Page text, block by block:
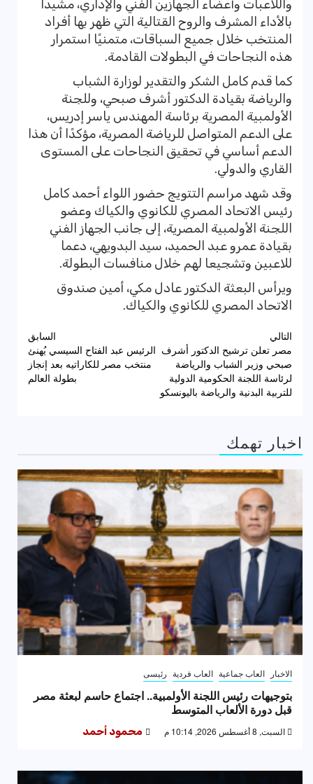
واللاعبات وأعضاء الجهازين الفني والإداري، مشيدا
بالأداء المشرف والروح القتالية التي ظهر بها أفراد
المنتخب خلال جميع السباقات، متمنيًا استمرار
هذه النجاحات في البطولات القادمة.
كما قدم كامل الشكر والتقدير لوزارة الشباب
والرياضة بقيادة الدكتور أشرف صبحي، وللجنة
الأولمبية المصرية برئاسة المهندس ياسر إدريس،
على الدعم المتواصل للرياضة المصرية، مؤكدًا أن هذا
الدعم أساسي في تحقيق النجاحات على المستوى
القاري والدولي.
وقد شهد مراسم التتويج حضور اللواء أحمد كامل
رئيس الاتحاد المصري للكانوي والكياك وعضو
اللجنة الأولمبية المصرية، إلى جانب الجهاز الفني
بقيادة عمرو عبد الحميد، سيد البدويهي، دعما
للاعبين وتشجيعا لهم خلال منافسات البطولة.
ويرأس البعثة الدكتور عادل مكي، أمين صندوق
الاتحاد المصري للكانوي والكياك.
تصفّح
المقالات
السابق
الرئيس عبد الفتاح السيسي يُهنئ
منتخب مصر للكاراتيه بعد إنجاز
بطولة العالم
التالي
مصر تعلن ترشيح الدكتور أشرف
صبحي وزير الشباب والرياضة
لرئاسة اللجنة الحكومية الدولية
للتربية البدنية والرياضة باليونسكو
اخبار تهمك
الاخبار العاب جماعية العاب فردية رئيسى
بتوجيهات رئيس اللجنة الأولمبية.. اجتماع حاسم لبعثة مصر
قبل دورة الألعاب المتوسط
السبت, 8 أغسطس 2026, 10:14 م محمود أحمد